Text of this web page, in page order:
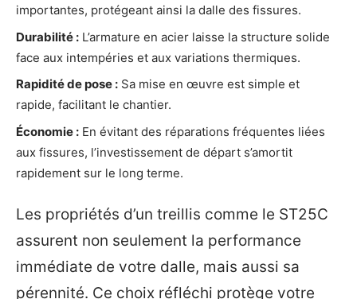
importantes, protégeant ainsi la dalle des fissures.
Durabilité : L’armature en acier laisse la structure solide
face aux intempéries et aux variations thermiques.
Rapidité de pose : Sa mise en œuvre est simple et
rapide, facilitant le chantier.
Économie : En évitant des réparations fréquentes liées
aux fissures, l’investissement de départ s’amortit
rapidement sur le long terme.
Les propriétés d’un treillis comme le ST25C
assurent non seulement la performance
immédiate de votre dalle, mais aussi sa
pérennité. Ce choix réfléchi protège votre